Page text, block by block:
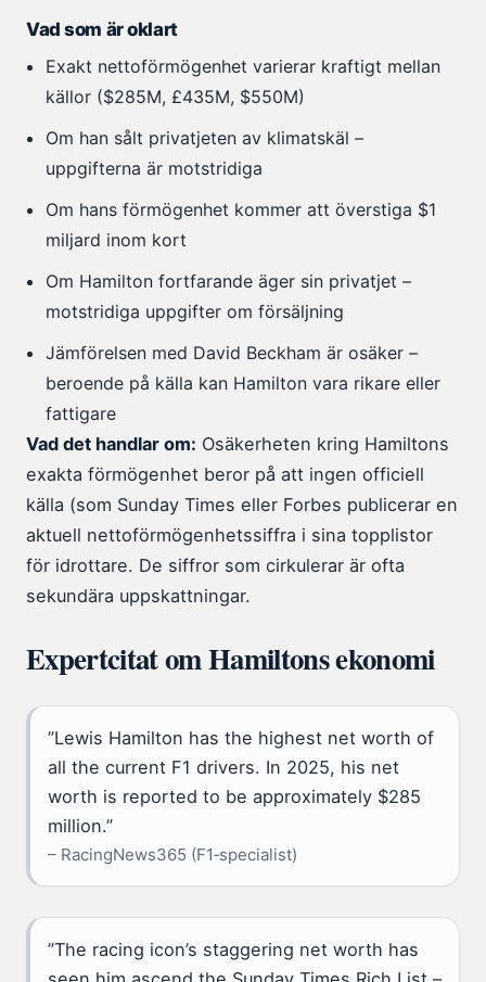
Vad som är oklart
Exakt nettoförmögenhet varierar kraftigt mellan
källor ($285M, £435M, $550M)
Om han sålt privatjeten av klimatskäl –
uppgifterna är motstridiga
Om hans förmögenhet kommer att överstiga $1
miljard inom kort
Om Hamilton fortfarande äger sin privatjet –
motstridiga uppgifter om försäljning
Jämförelsen med David Beckham är osäker –
beroende på källa kan Hamilton vara rikare eller
fattigare
Vad det handlar om: Osäkerheten kring Hamiltons
exakta förmögenhet beror på att ingen officiell
källa (som Sunday Times eller Forbes publicerar en
aktuell nettoförmögenhetssiffra i sina topplistor
för idrottare. De siffror som cirkulerar är ofta
sekundära uppskattningar.
Expertcitat om Hamiltons ekonomi
”Lewis Hamilton has the highest net worth of
all the current F1 drivers. In 2025, his net
worth is reported to be approximately $285
million.”
– RacingNews365 (F1‑specialist)
”The racing icon’s staggering net worth has